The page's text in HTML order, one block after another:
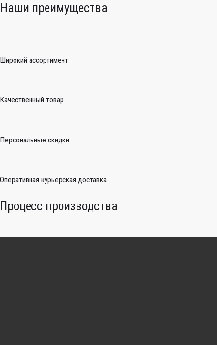
Наши преимущества
Широкий ассортимент
Качественный товар
Персональные скидки
Оперативная курьерская доставка
Процесс производства